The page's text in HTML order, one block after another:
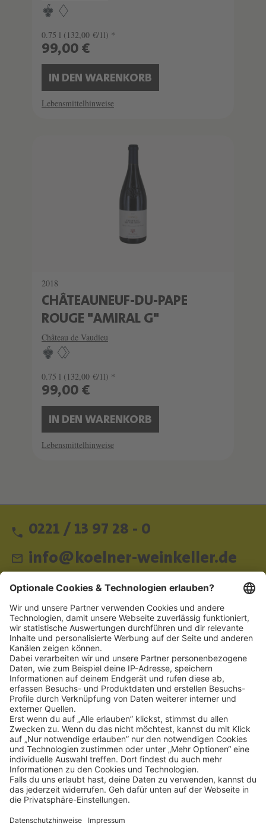
0.75 l (132,00 €/1l) *
99,00 €
IN DEN WARENKORB
Lebensmittelhinweise
2018
CHÂTEAUNEUF-DU-PAPE
ROUGE "AMIRAL G"
Château de Vaudieu
0.75 l (132,00 €/1l) *
99,00 €
IN DEN WARENKORB
Lebensmittelhinweise
0221 / 13 97 28 - 0
info@koelner-weinkeller.de
Schnellzugriff
ZAHLUNGSMETHODEN
SOCIAL
NEWSLETTER
BESUCHEN SIE UNS
Alle Preise inkl. gesetzl. Mehrwertsteuer zzgl. Versandkosten und ggf.
Nachnahmegebühren, wenn nicht anders angegeben.